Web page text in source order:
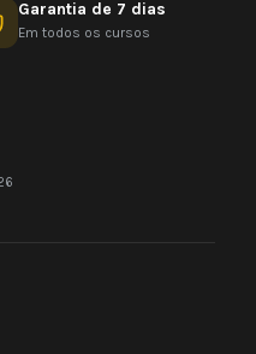
Garantia de 7 dias
Em todos os cursos